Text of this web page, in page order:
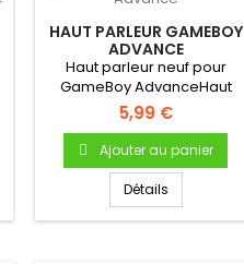
HAUT PARLEUR GAMEBOY
ADVANCE
Haut parleur neuf pour
GameBoy AdvanceHaut
parleur (enceinte) interne
neuf...
5,99 €
Ajouter au panier
Détails